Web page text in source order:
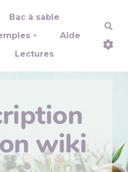
Bac à sable
Aide
Lectures
wiki